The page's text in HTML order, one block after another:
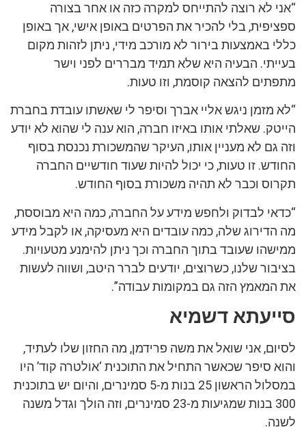
“אני לא רוצה להתייחס למקרה כזה או אחר בצורה
ספציפית, בלי להכיר את הפרטים באופן אישי, אך באופן
כללי באמצעות בירור לא מורכב מידי, ניתן לזהות מקום
בעייתי. הבעיה היא שלא תמיד מבררים לפני וישר
מתפתים להצאה קוסמת, וזו טעות.
“לא מזמן ניגש אליי אברך וסיפר לי שאשתו עובדת בחברת
הייטק. שאלתי אותו באיזו חברה, הוא ענה לי שהוא לא יודע
וזה גם לא מעניין אותו, העיקר שהמשכורת נכנסת בסוף
החודש. זו טעות, כי יכול להיות שעוד חודשיים החברה
תקרוס וכבר לא תהיה משכורת בסוף החודש.
“כדאי לבדוק ולחפש מידע על החברה, כמה היא מבוססת,
מה הדירוג שלה, כמה עובדים היא מעסיקה, או לקבל מידע
ממישהו שעובד בתוך החברה וכך ניתן להימנע מטעויות.
בציבור שלנו, כשרוצים, יודעים לברר היטב, ושווה לעשות
את המאמץ הזה גם במקומות עבודה”.
סייעתא דשמיא
לסיום, אני שואל את משה פרידמן, מה החזון שלו לעתיד,
והוא סיפר שכאשר התחיל את התוכנית ‘אולטרה קוד’ היו
במסלול הראשון 25 בנות מ-5 סמינרים, והיום יש בתוכנית
300 בנות שמגיעות מ-23 סמינרים, וזה הולך וגדל משנה
לשנה.